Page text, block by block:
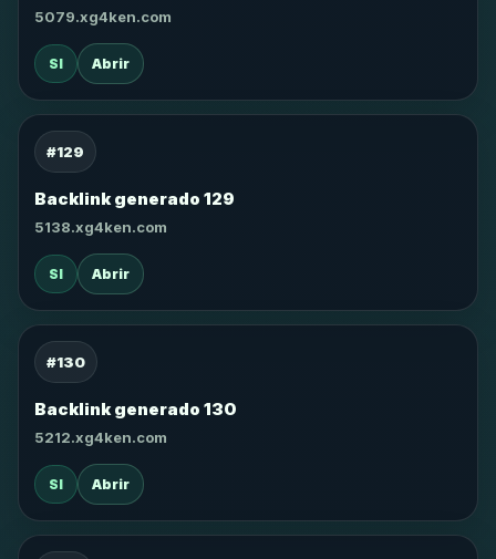
5079.xg4ken.com
SI Abrir
#129
Backlink generado 129
5138.xg4ken.com
SI Abrir
#130
Backlink generado 130
5212.xg4ken.com
SI Abrir